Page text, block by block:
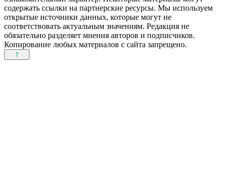
содержать ссылки на партнерские ресурсы. Мы используем
открытые источники данных, которые могут не
соответствовать актуальным значениям. Редакция не
обязательно разделяет мнения авторов и подписчиков.
Копирование любых материалов с сайта запрещено.